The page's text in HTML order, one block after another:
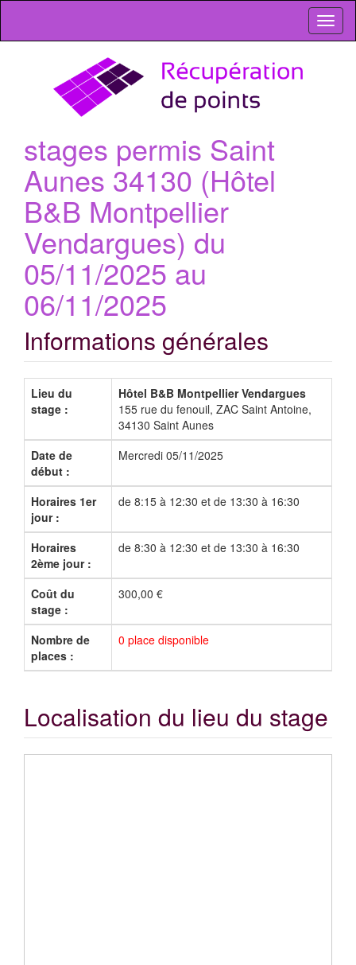
stages permis Saint
Aunes 34130 (Hôtel
B&B Montpellier
Vendargues) du
05/11/2025 au
06/11/2025
Informations générales
Lieu du
stage :
Hôtel B&B Montpellier Vendargues
155 rue du fenouil, ZAC Saint Antoine,
34130 Saint Aunes
Date de
début :
Mercredi 05/11/2025
Horaires 1er
jour :
de 8:15 à 12:30 et de 13:30 à 16:30
Horaires
2ème jour :
de 8:30 à 12:30 et de 13:30 à 16:30
Coût du
stage :
300,00 €
Nombre de
places :
0 place disponible
Localisation du lieu du stage